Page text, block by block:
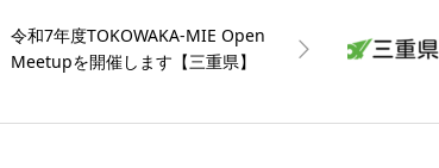
令和7年度TOKOWAKA-MIE Open
Meetupを開催します【三重県】